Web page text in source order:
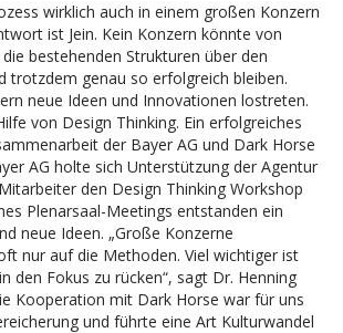
wirklich auch in einem großen Konzern
ist Jein. Kein Konzern könnte von
bestehenden Strukturen über den
trotzdem genau so erfolgreich bleiben.
neue Ideen und Innovationen lostreten.
von Design Thinking. Ein erfolgreiches
der Bayer AG und Dark Horse
AG holte sich Unterstützung der Agentur
den Design Thinking Workshop
Plenarsaal-Meetings entstanden ein
neue Ideen. „Große Konzerne
nur auf die Methoden. Viel wichtiger ist
den Fokus zu rücken“, sagt Dr. Henning
Kooperation mit Dark Horse war für uns
und führte eine Art Kulturwandel